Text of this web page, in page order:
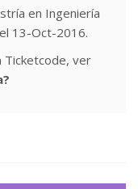
en Ingeniería
13-Oct-2016.
Ticketcode, ver